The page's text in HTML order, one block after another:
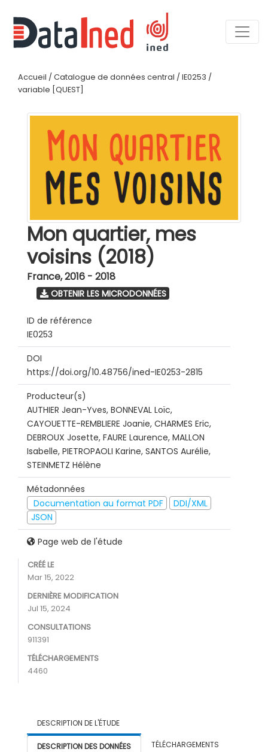
Accueil / Catalogue de données central / IE0253 /
variable [QUEST]
Mon quartier, mes
voisins (2018)
France,2016 - 2018
OBTENIR LES MICRODONNÉES
ID de référence
IE0253
DOI
https://doi.org/10.48756/ined-IE0253-2815
Producteur(s)
AUTHIER Jean-Yves, BONNEVAL Loïc,
CAYOUETTE-REMBLIERE Joanie, CHARMES Eric,
DEBROUX Josette, FAURE Laurence, MALLON
Isabelle, PIETROPAOLI Karine, SANTOS Aurélie,
STEINMETZ Hélène
Métadonnées
Documentation au format PDF
DDI/XML
JSON
Page web de l'étude
CRÉÉ LE
Mar 15, 2022
DERNIÈRE MODIFICATION
Jul 15, 2024
CONSULTATIONS
911391
TÉLÉCHARGEMENTS
4460
DESCRIPTION DE L'ÉTUDE
DESCRIPTION DES DONNÉES TÉLÉCHARGEMENTS